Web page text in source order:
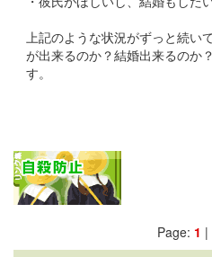
上記のような状況がずっと続い
が出来るのか？結婚出来るのか
す。
Page: 1 |